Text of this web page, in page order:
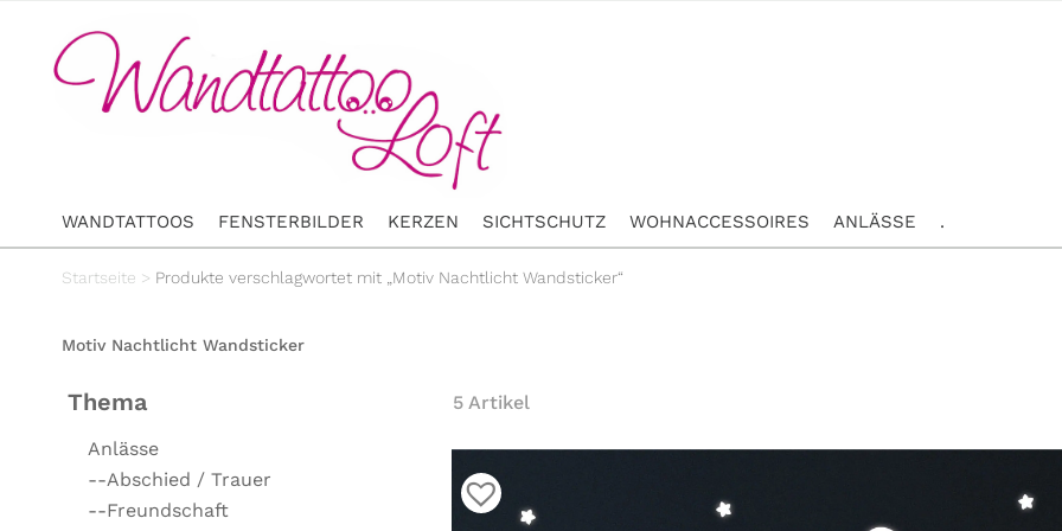
WANDTATTOOS FENSTERBILDER KERZEN SICHTSCHUTZ WOHNACCESSOIRES ANLÄSSE .
Startseite > Produkte verschlagwortet mit „Motiv Nachtlicht Wandsticker“
Motiv Nachtlicht Wandsticker
Thema
Anlässe
--Abschied / Trauer
--Freundschaft
5 Artikel